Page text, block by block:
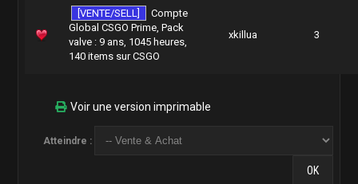
[VENTE/SELL]
Compte
Global CSGO Prime, Pack
valve : 9 ans, 1045 heures,
140 items sur CSGO
xkillua 3
Voir une version imprimable
Atteindre :